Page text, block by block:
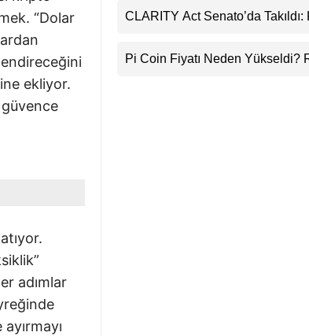
“Dolar
ekliyor.
adımlar
CLARITY Act Senato’da Takıldı:
Pi Coin Fiyatı Neden Yükseldi?